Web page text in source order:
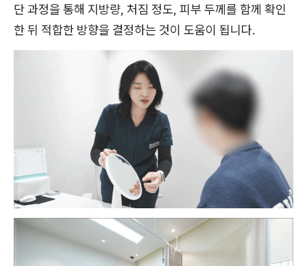
단 과정을 통해 지방량, 처짐 정도, 피부 두께를 함께 확인
한 뒤 적합한 방향을 결정하는 것이 도움이 됩니다.